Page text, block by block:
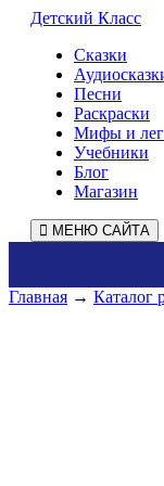
Детский Класс
Сказки
Песни
Раскраски
Мифы и
Учебники
Блог
Магазин
МЕНЮ САЙТА
Главная → Каталог